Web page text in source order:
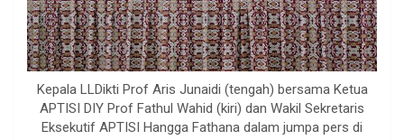
Kepala LLDikti Prof Aris Junaidi (tengah) bersama Ketua
APTISI DIY Prof Fathul Wahid (kiri) dan Wakil Sekretaris
Eksekutif APTISI Hangga Fathana dalam jumpa pers di